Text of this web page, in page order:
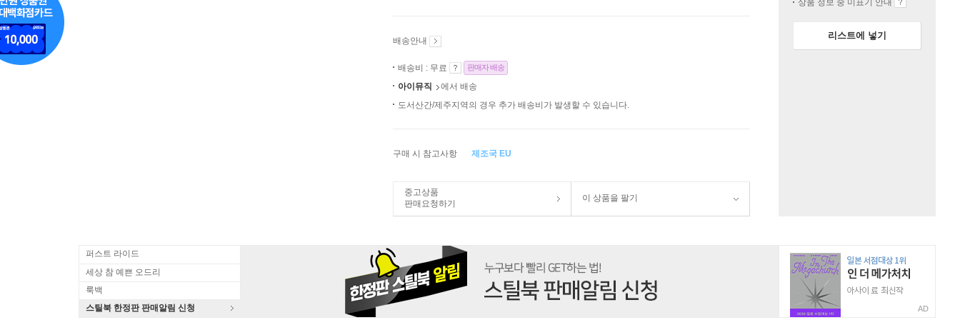
배송안내
배송비 : 무료 판매자 배송
아이뮤직
에서 배송
도서산간/제주지역의 경우 추가 배송비가 발생할 수 있습니다.
구매 시 참고사항 제조국 EU
중고상품
판매요청하기
이 상품을 팔기
상품 정보 중 미표기 안내
리스트에 넣기
퍼스트 라이드
세상 참 예쁜 오드리
룩백
스틸북 한정판 판매알림 신청
AD